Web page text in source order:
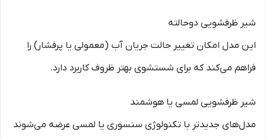
شیر ظرفشویی دوحالته
این مدل امکان تغییر حالت جریان آب (معمولی یا پرفشار) را
فراهم می‌کند که برای شستشوی بهتر ظروف کاربرد دارد.
شیر ظرفشویی لمسی یا هوشمند
مدل‌های جدیدتر با تکنولوژی سنسوری یا لمسی عرضه می‌شوند